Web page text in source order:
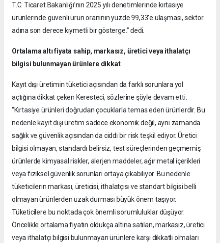
T.C. Ticaret Bakanlığı’nın 2025 yılı denetimlerinde kırtasiye
ürünlerinde güvenli ürün oranının yüzde 99,33’e ulaşması, sektör
adına son derece kıymetli bir gösterge.” dedi.
Ortalama altı fiyata sahip, markasız, üretici veya ithalatçı
bilgisi bulunmayan ürünlere dikkat
Kayıt dışı üretimin tüketici açısından da farklı sorunlara yol
açtığına dikkat çeken Keresteci, sözlerine şöyle devam etti:
“Kırtasiye ürünleri doğrudan çocuklarla temas eden ürünlerdir. Bu
nedenle kayıt dışı üretim sadece ekonomik değil, aynı zamanda
sağlık ve güvenlik açısından da ciddi bir risk teşkil ediyor. Üretici
bilgisi olmayan, standardı belirsiz, test süreçlerinden geçmemiş
ürünlerde kimyasal riskler, alerjen maddeler, ağır metal içerikleri
veya fiziksel güvenlik sorunları ortaya çıkabiliyor. Bu nedenle
tüketicilerin markası, üreticisi, ithalatçısı ve standart bilgisi belli
olmayan ürünlerden uzak durması büyük önem taşıyor.
Tüketicilere bu noktada çok önemli sorumluluklar düşüyor.
Öncelikle ortalama fiyatın oldukça altına satılan, markasız, üretici
veya ithalatçı bilgisi bulunmayan ürünlere karşı dikkatli olmaları